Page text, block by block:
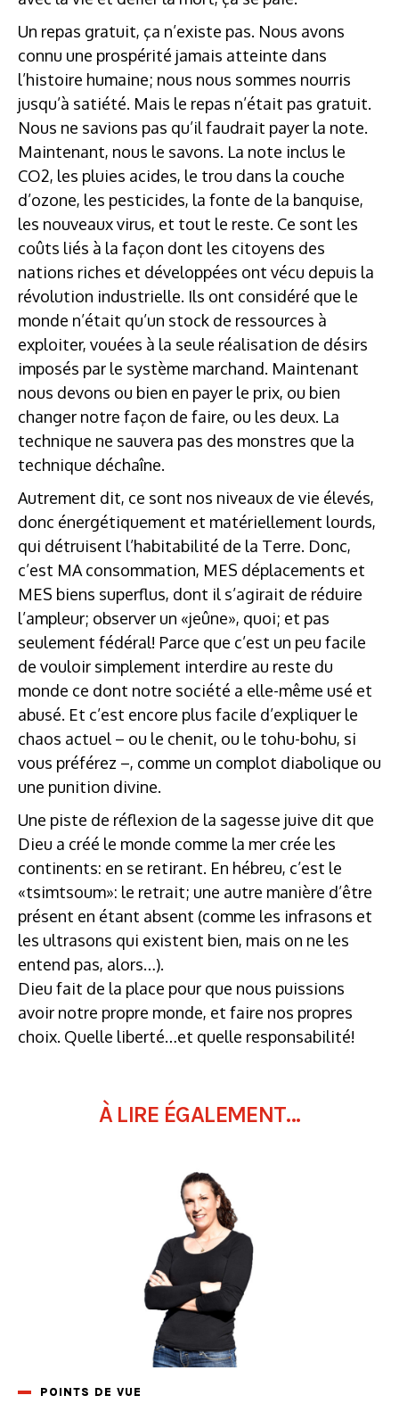
Un repas gratuit, ça n’existe pas. Nous avons
connu une prospérité jamais atteinte dans
l’histoire humaine; nous nous sommes nourris
jusqu’à satiété. Mais le repas n’était pas gratuit.
Nous ne savions pas qu’il faudrait payer la note.
Maintenant, nous le savons. La note inclus le
CO2, les pluies acides, le trou dans la couche
d’ozone, les pesticides, la fonte de la banquise,
les nouveaux virus, et tout le reste. Ce sont les
coûts liés à la façon dont les citoyens des
nations riches et développées ont vécu depuis la
révolution industrielle. Ils ont considéré que le
monde n’était qu’un stock de ressources à
exploiter, vouées à la seule réalisation de désirs
imposés par le système marchand. Maintenant
nous devons ou bien en payer le prix, ou bien
changer notre façon de faire, ou les deux. La
technique ne sauvera pas des monstres que la
technique déchaîne.
Autrement dit, ce sont nos niveaux de vie élevés,
donc énergétiquement et matériellement lourds,
qui détruisent l’habitabilité de la Terre. Donc,
c’est MA consommation, MES déplacements et
MES biens superflus, dont il s’agirait de réduire
l’ampleur; observer un «jeûne», quoi; et pas
seulement fédéral! Parce que c’est un peu facile
de vouloir simplement interdire au reste du
monde ce dont notre société a elle-même usé et
abusé. Et c’est encore plus facile d’expliquer le
chaos actuel – ou le chenit, ou le tohu-bohu, si
vous préférez –, comme un complot diabolique ou
une punition divine.
Une piste de réflexion de la sagesse juive dit que
Dieu a créé le monde comme la mer crée les
continents: en se retirant. En hébreu, c’est le
«tsimtsoum»: le retrait; une autre manière d’être
présent en étant absent (comme les infrasons et
les ultrasons qui existent bien, mais on ne les
entend pas, alors…).
Dieu fait de la place pour que nous puissions
avoir notre propre monde, et faire nos propres
choix. Quelle liberté…et quelle responsabilité!
À LIRE ÉGALEMENT...
POINTS DE VUE